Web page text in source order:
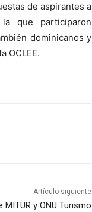
de aspirantes a
que participaron
dominicanos y
OCLEE.
Artículo siguiente
y ONU Turismo